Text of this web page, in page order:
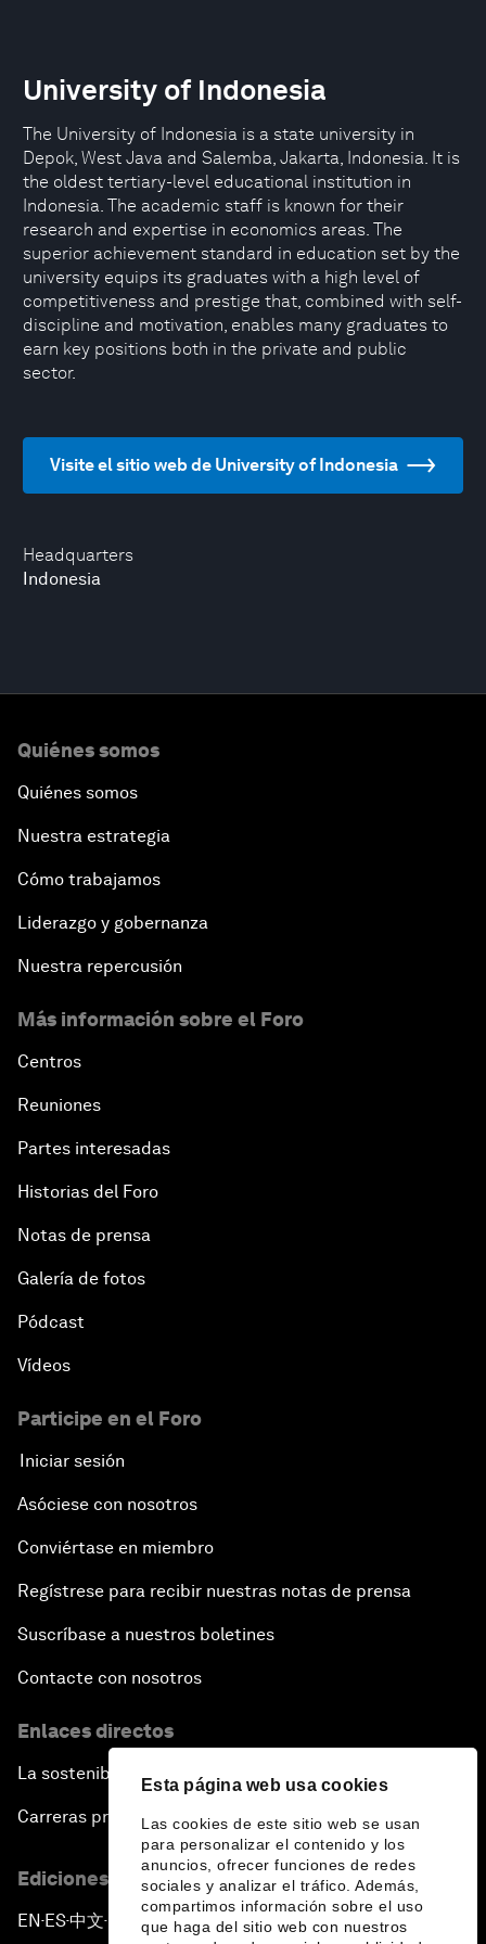
Esta página web usa cookies
Las cookies de este sitio web se usan
para personalizar el contenido y los
anuncios, ofrecer funciones de redes
sociales y analizar el tráfico. Además,
compartimos información sobre el uso
que haga del sitio web con nuestros
Headquarters
Indonesia
University of Indonesia
The University of Indonesia is a state university in
Depok, West Java and Salemba, Jakarta, Indonesia. It is
the oldest tertiary-level educational institution in
Indonesia. The academic staff is known for their
research and expertise in economics areas. The
superior achievement standard in education set by the
university equips its graduates with a high level of
competitiveness and prestige that, combined with self-
discipline and motivation, enables many graduates to
earn key positions both in the private and public
sector.
Visite el sitio web de University of Indonesia
Quiénes somos
Quiénes somos
Nuestra estrategia
Cómo trabajamos
Liderazgo y gobernanza
Nuestra repercusión
Más información sobre el Foro
Centros
Reuniones
Partes interesadas
Historias del Foro
Notas de prensa
Galería de fotos
Pódcast
Vídeos
Participe en el Foro
Iniciar sesión
Asóciese con nosotros
Conviértase en miembro
Regístrese para recibir nuestras notas de prensa
Suscríbase a nuestros boletines
Contacte con nosotros
Enlaces directos
La sostenibilidad en el Foro
Carreras profesionales
Ediciones en otros idiomas
EN ▪ES▪中文▪ 日本語